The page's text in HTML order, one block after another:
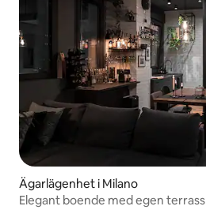
Ägarlägenhet i Milano
Elegant boende med egen